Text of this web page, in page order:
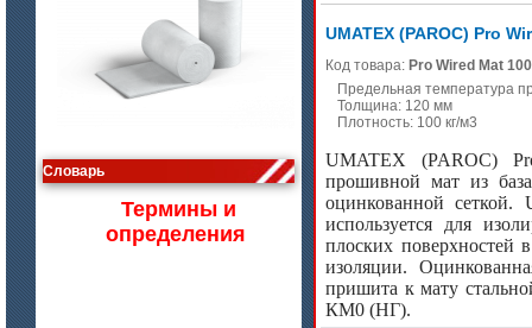
цена по запросу
Словарь
Термины и
определения
UMATEX (PAROC) Pro
Код товара: Pro Wired Mat
Предельная температура
Толщина: 120 мм
Плотность: 100 кг/м3
UMATEX (PAROC)
прошивной мат из
оцинкованной
используется для
плоских поверхностей
изоляции.
пришита к мату
КМ0 (НГ).